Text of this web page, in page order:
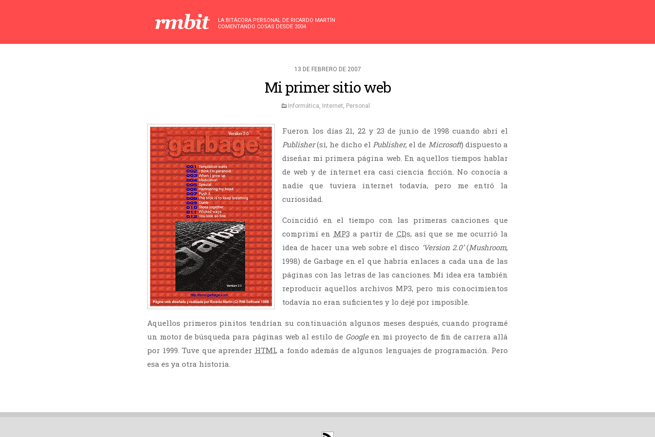
LA BITÁCORA PERSONAL DE RICARDO MARTÍN
COMENTANDO COSAS DESDE 2004
13 DE FEBRERO DE 2007
Mi primer sitio web
Informática, Internet, Personal
Fueron los días 21, 22 y 23 de junio de 1998 cuando abrí el
Publisher(sí, he dicho el Publisher, el de Microsoft) dispuesto a
diseñar mi primera página web. En aquellos tiempos hablar
de web y de internet era casi ciencia ficción. No conocía a
nadie que tuviera internet todavía, pero me entró la
curiosidad.
Coincidió en el tiempo con las primeras canciones que
comprimí en MP3 a partir de CDs, así que se me ocurrió la
idea de hacer una web sobre el disco ‘Version 2.0’(Mushroom,
1998) de Garbage en el que habría enlaces a cada una de las
páginas con las letras de las canciones. Mi idea era también
reproducir aquellos archivos MP3, pero mis conocimientos
todavía no eran suficientes y lo dejé por imposible.
Aquellos primeros pinitos tendrían su continuación algunos meses después, cuando programé
un motor de búsqueda para páginas web al estilo de Googleen mi proyecto de fin de carrera allá
por 1999. Tuve que aprender HTMLa fondo además de algunos lenguajes de programación. Pero
esa es ya otra historia.